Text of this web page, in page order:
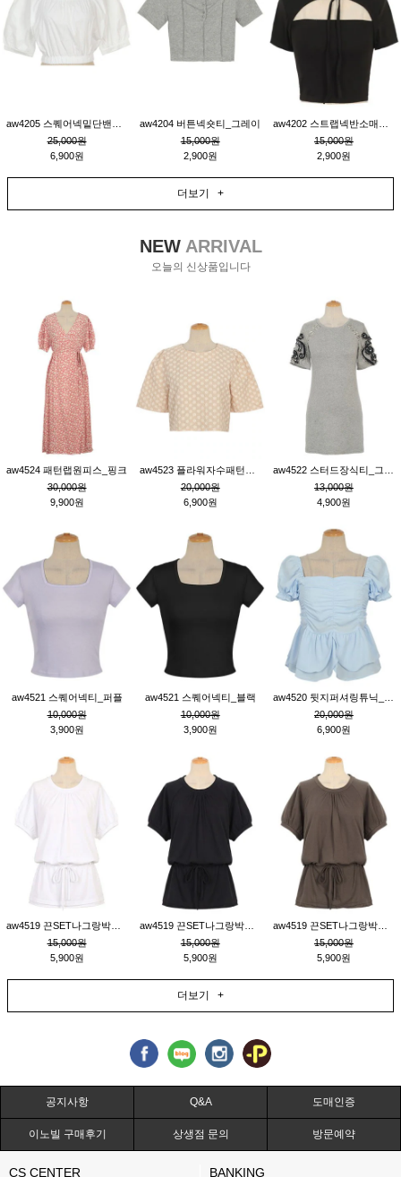
25,000원
6,900원
aw4204 버튼넥숏티_그레이
15,000원
2,900원
15,000원
2,900원
더보기 +
NEWARRIVAL
오늘의 신상품입니다
aw4524 패턴랩원피스_핑크
30,000원
9,900원
20,000원
6,900원
13,000원
4,900원
aw4521 스퀘어넥티_퍼플
10,000원
3,900원
aw4521 스퀘어넥티_블랙
10,000원
3,900원
20,000원
6,900원
15,000원
5,900원
15,000원
5,900원
15,000원
5,900원
더보기 +
공지사항 Q&A 도매인증
이노빌 구매후기 상생점 문의 방문예약
CS CENTER BANKING